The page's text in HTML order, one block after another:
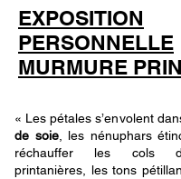
EXPOSITION
PERSONNELLE
MURMURE
« Les pétales s’envolent
de soie, les nénuphars
réchauffer les cols
printanières, les tons